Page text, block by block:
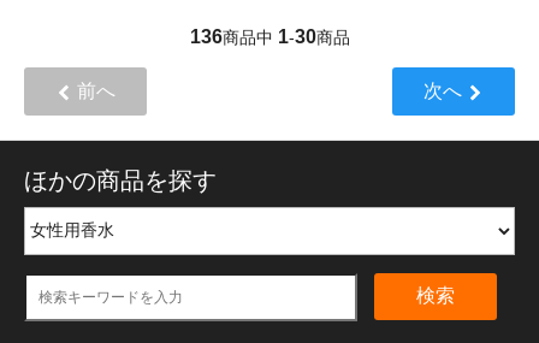
136商品中 1-30商品
前へ 次へ
ほかの商品を探す
検索